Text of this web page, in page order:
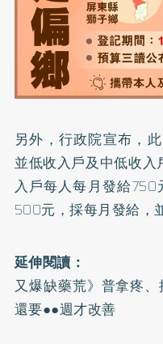
另外，行政院宣布，
並低收入戶及中低收入
入戶每人每月發給
500元，採每月發給，
延伸閱讀：
又爆缺藥荒》普拿疼
還要●●週才改善